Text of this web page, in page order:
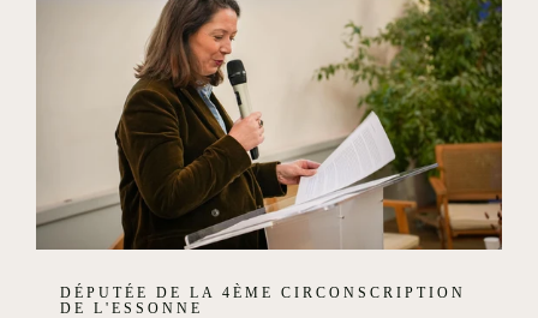
DÉPUTÉE DE LA 4ÈME CIRCONSCRIPTION
DE L'ESSONNE